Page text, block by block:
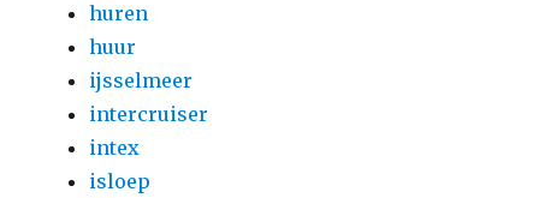
huren
huur
ijsselmeer
intercruiser
intex
isloep